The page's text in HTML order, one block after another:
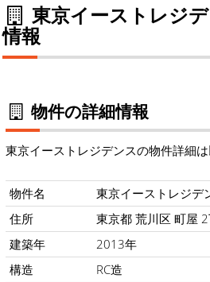
東京イーストレジ
情報
物件の詳細情報
東京イーストレジデンスの物件詳細は
物件名
東京イーストレジデ
住所
東京都 荒川区 町屋
建築年
2013年
構造
RC造